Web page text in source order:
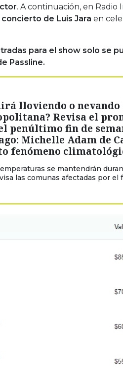
. A continuación, en Radio
de Luis Jara en
para el show solo se
Passline.
lloviendo o nevando
Revisa el
penúltimo fin de
Michelle Adam de
fenómeno
se mantendrán
las comunas afectadas por el